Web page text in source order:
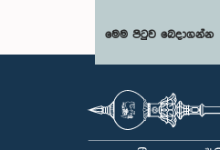
මෙම පිටුව බෙදාගන්න